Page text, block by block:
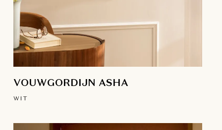
VOUWGORDIJN ASHA
WIT